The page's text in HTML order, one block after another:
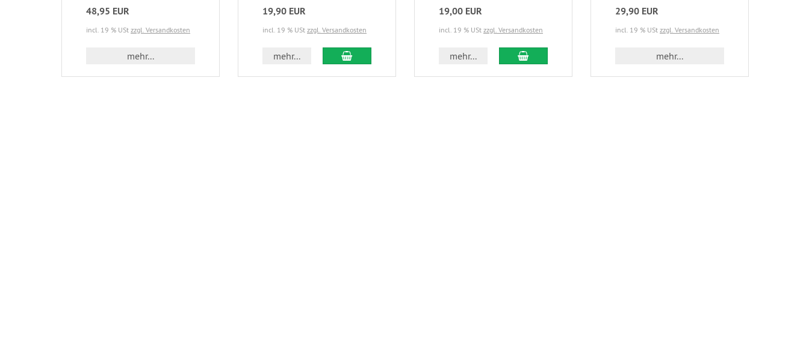
48,95 EUR
incl. 19 % USt zzgl. Versandkosten
mehr...
19,90 EUR
incl. 19 % USt zzgl. Versandkosten
mehr... In den Warenkorb
19,00 EUR
incl. 19 % USt zzgl. Versandkosten
mehr... In den Warenkorb
29,90 EUR
incl. 19 % USt zzgl. Versandkosten
mehr...